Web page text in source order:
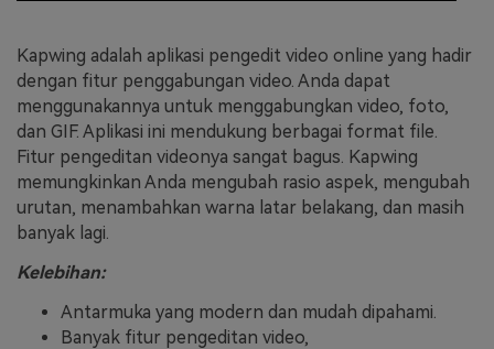
Kapwing adalah aplikasi pengedit video online yang hadir
dengan fitur penggabungan video. Anda dapat
menggunakannya untuk menggabungkan video, foto,
dan GIF. Aplikasi ini mendukung berbagai format file.
Fitur pengeditan videonya sangat bagus. Kapwing
memungkinkan Anda mengubah rasio aspek, mengubah
urutan, menambahkan warna latar belakang, dan masih
banyak lagi.
Kelebihan:
Antarmuka yang modern dan mudah dipahami.
Banyak fitur pengeditan video,